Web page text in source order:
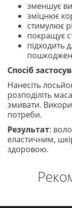
зменшує
зміцнює
стимулює
покращує
підходить
Спосіб
Нанесіть
розподіліть
змивати.
потреби.
Результат:
еластичним,
здоровою.